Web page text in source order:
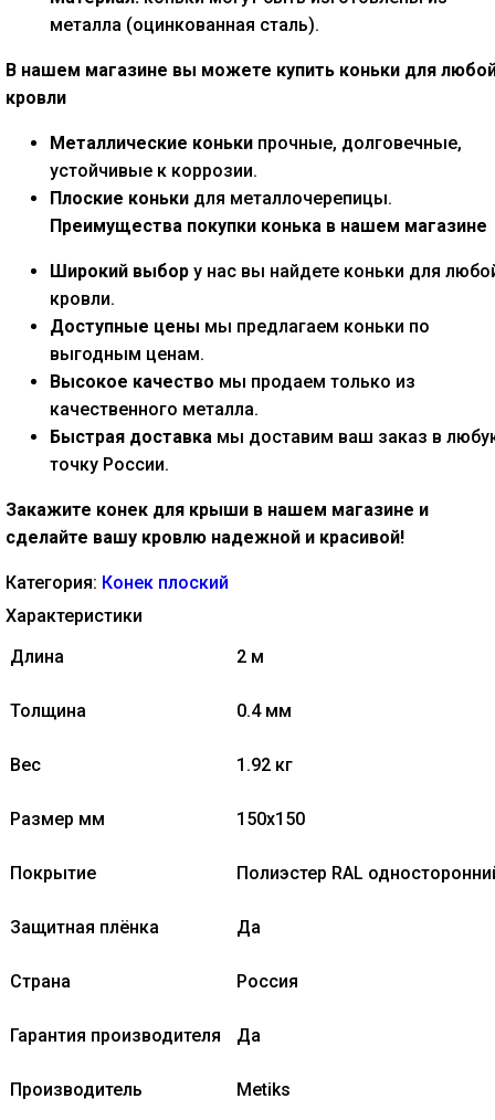
металла (оцинкованная сталь).
В нашем магазине вы можете купить коньки для
кровли
Металлические коньки прочные, долговечные,
устойчивые к коррозии.
Плоские коньки для металлочерепицы.
Преимущества покупки конька в нашем магазине
Широкий выбор у нас вы найдете коньки для
кровли.
Доступные цены мы предлагаем коньки по
выгодным ценам.
Высокое качество мы продаем только из
качественного металла.
Быстрая доставка мы доставим ваш заказ в
точку России.
Закажите конек для крыши в нашем магазине и
сделайте вашу кровлю надежной и красивой!
Категория: Конек плоский
Характеристики
Длина
2 м
Толщина 0.4 мм
Вес 1.92 кг
Размер мм 150х150
Покрытие Полиэстер RAL
Защитная плёнка Да
Страна Россия
Гарантия производителя Да
Производитель Metiks